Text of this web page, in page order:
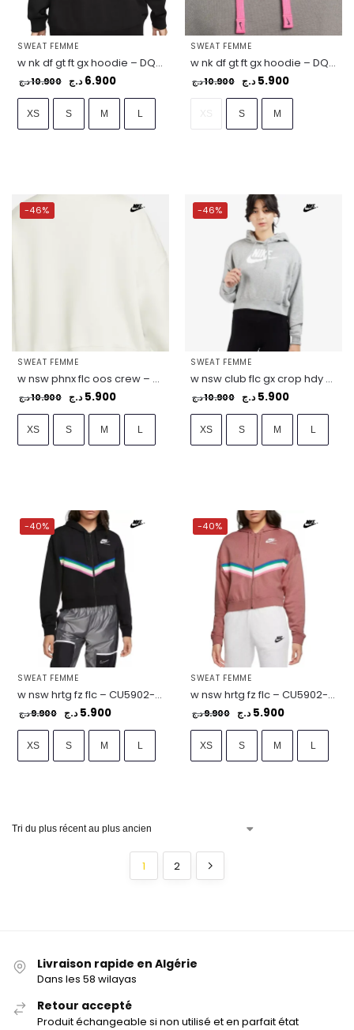
SWEAT FEMME
w nk df gt ft gx hoodie – DQ5590-010
10.900د.ج 6.900 د.ج
XS S M L
SWEAT FEMME
w nk df gt ft gx hoodie – DQ5590-029
10.900د.ج 5.900 د.ج
S M
-46%
SWEAT FEMME
w nsw phnx flc oos crew – DQ5761-133
10.900د.ج 5.900 د.ج
XS S M L
-46%
SWEAT FEMME
w nsw club flc gx crop hdy – DQ5850-063
10.900د.ج 5.900 د.ج
XS S M L
-40%
SWEAT FEMME
w nsw hrtg fz flc – CU5902-010
9.900د.ج 5.900 د.ج
XS S M L
-40%
SWEAT FEMME
w nsw hrtg fz flc – CU5902-685
9.900د.ج 5.900 د.ج
XS S M L
1 2
Livraison rapide en Algérie
Dans les 58 wilayas
Retour accepté
Produit échangeable si non utilisé et en parfait état